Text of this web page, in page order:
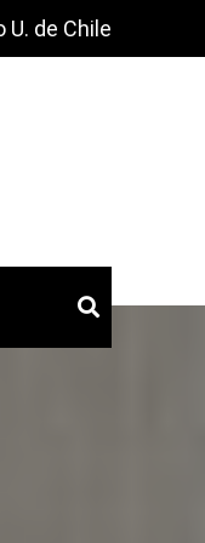
de Chile